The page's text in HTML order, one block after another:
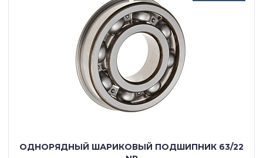
ОДНОРЯДНЫЙ ШАРИКОВЫЙ ПОДШИПНИК 63/22